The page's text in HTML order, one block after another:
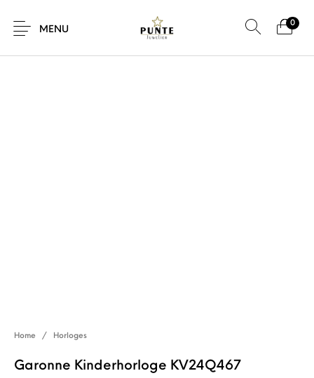
MENU
0
SALE!
Home / Horloges
Garonne Kinderhorloge KV24Q467